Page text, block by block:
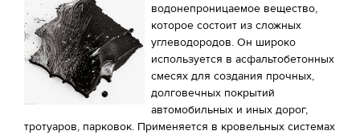
водонепроницаемое вещество,
которое состоит из сложных
углеводородов. Он широко
используется в асфальтобетонных
смесях для создания прочных,
долговечных покрытий
автомобильных и иных дорог,
тротуаров, парковок. Применяется в кровельных системах